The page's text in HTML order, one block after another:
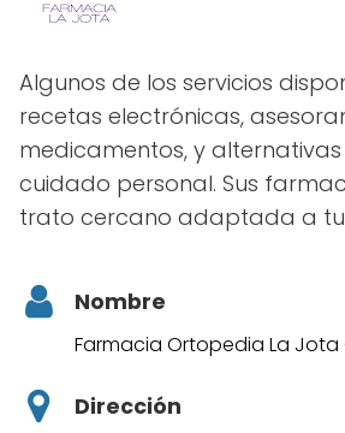
Algunos de los servicios
recetas electrónicas,
medicamentos, y
cuidado personal. Sus
trato cercano adaptada a
Nombre
Farmacia Ortopedia La Jota
Dirección